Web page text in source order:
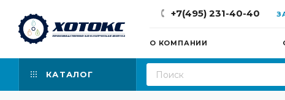
+7(495) 231-40-40
О КОМПАНИИ
КАТАЛОГ